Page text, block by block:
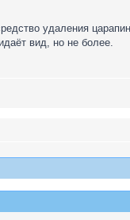
удаления
вид, но не более.